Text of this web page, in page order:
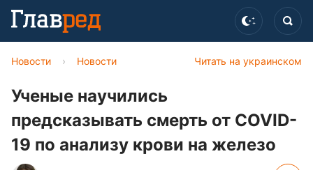
Читать на украинском
Новости › Новости
Ученые научились
предсказывать смерть от COVID-
19 по анализу крови на железо